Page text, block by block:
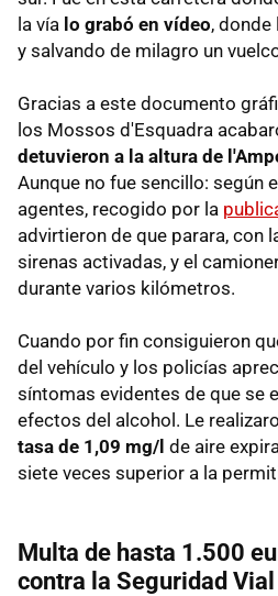
la vía lo grabó en vídeo, donde
y salvando de milagro un
Gracias a este documento
los Mossos d'Esquadra
detuvieron a la altura de
Aunque no fue sencillo: según
agentes, recogido por la
advirtieron de que parara, con
sirenas activadas, y el
durante varios kilómetros.
Cuando por fin consiguieron
del vehículo y los policías
síntomas evidentes de que se
efectos del alcohol. Le
tasa de 1,09 mg/l de aire
siete veces superior a la
Multa de hasta 1.500
contra la Seguridad Vial